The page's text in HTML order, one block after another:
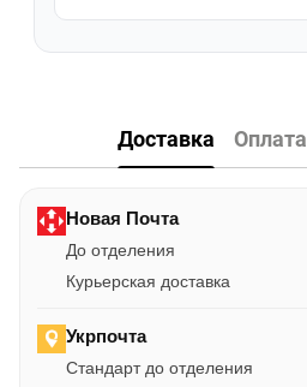
Доставка Оплата
Новая Почта
До отделения
Курьерская доставка
Укрпочта
Стандарт до отделения